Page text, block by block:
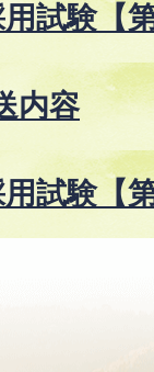
試験【
内容
試験【